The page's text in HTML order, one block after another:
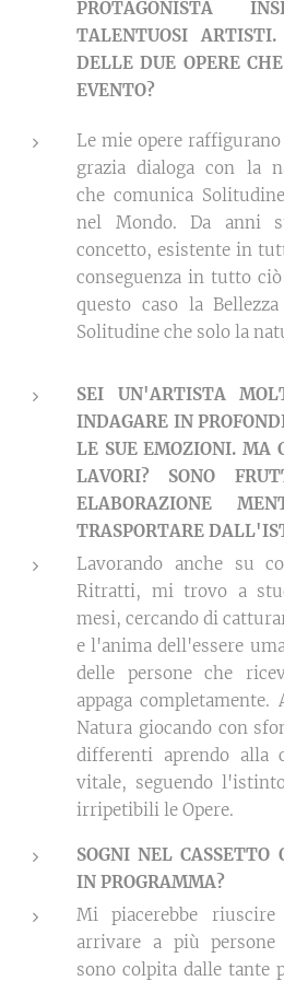
PROTAGONISTA
TALENTUOSI
DELLE DUE OPERE
EVENTO?
Le mie opere
grazia dialoga con la
che comunica
nel Mondo. Da anni
concetto, esistente in
conseguenza in tutto
questo caso la
Solitudine che solo la
SEI UN'ARTISTA
INDAGARE IN
LE SUE EMOZIONI. MA
LAVORI? SONO
ELABORAZIONE
TRASPORTARE
Lavorando anche su
Ritratti, mi trovo a
mesi, cercando di
e l'anima dell'essere
delle persone che
appaga
Natura giocando con
differenti aprendo alla
vitale, seguendo
irripetibili le Opere.
SOGNI NEL CASSETTO
IN PROGRAMMA?
Mi piacerebbe
arrivare a più persone
sono colpita dalle tante